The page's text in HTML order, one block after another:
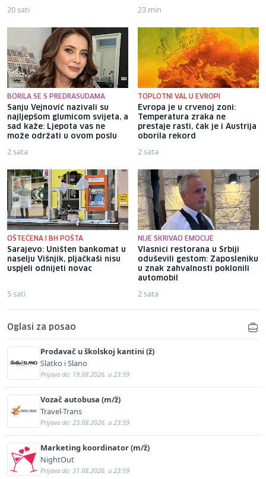
20 sati 23 min
BORILA SE S PREDRASUDAMA
Sanju Vejnović nazivali su
najljepšom glumicom svijeta, a
sad kaže: Ljepota vas ne
može održati u ovom poslu
2 sata
TOPLOTNI VAL U EVROPI
Evropa je u crvenoj zoni:
Temperatura zraka ne
prestaje rasti, čak je i Austrija
oborila rekord
2 sata
OŠTEĆENA I BH POŠTA
Sarajevo: Uništen bankomat u
naselju Višnjik, pljačkaši nisu
uspjeli odnijeti novac
5 sati
NIJE SKRIVAO EMOCIJE
Vlasnici restorana u Srbiji
oduševili gestom: Zaposleniku
u znak zahvalnosti poklonili
automobil
2 sata
Oglasi za posao
Prodavač u školskoj kantini (ž)
Slatko i Slano
Prijava do: 19.08.2026. u 23:59
Vozač autobusa (m/ž)
Travel-Trans
Prijava do: 23.08.2026. u 23:59
Marketing koordinator (m/ž)
NightOut
Prijava do: 31.08.2026. u 23:59